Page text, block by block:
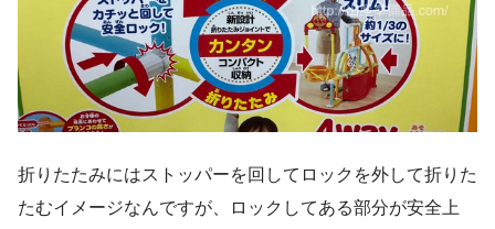
折りたたみにはストッパーを回してロックを外して折りた
たむイメージなんですが、ロックしてある部分が安全上